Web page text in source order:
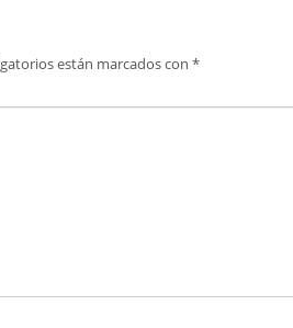
están marcados con *